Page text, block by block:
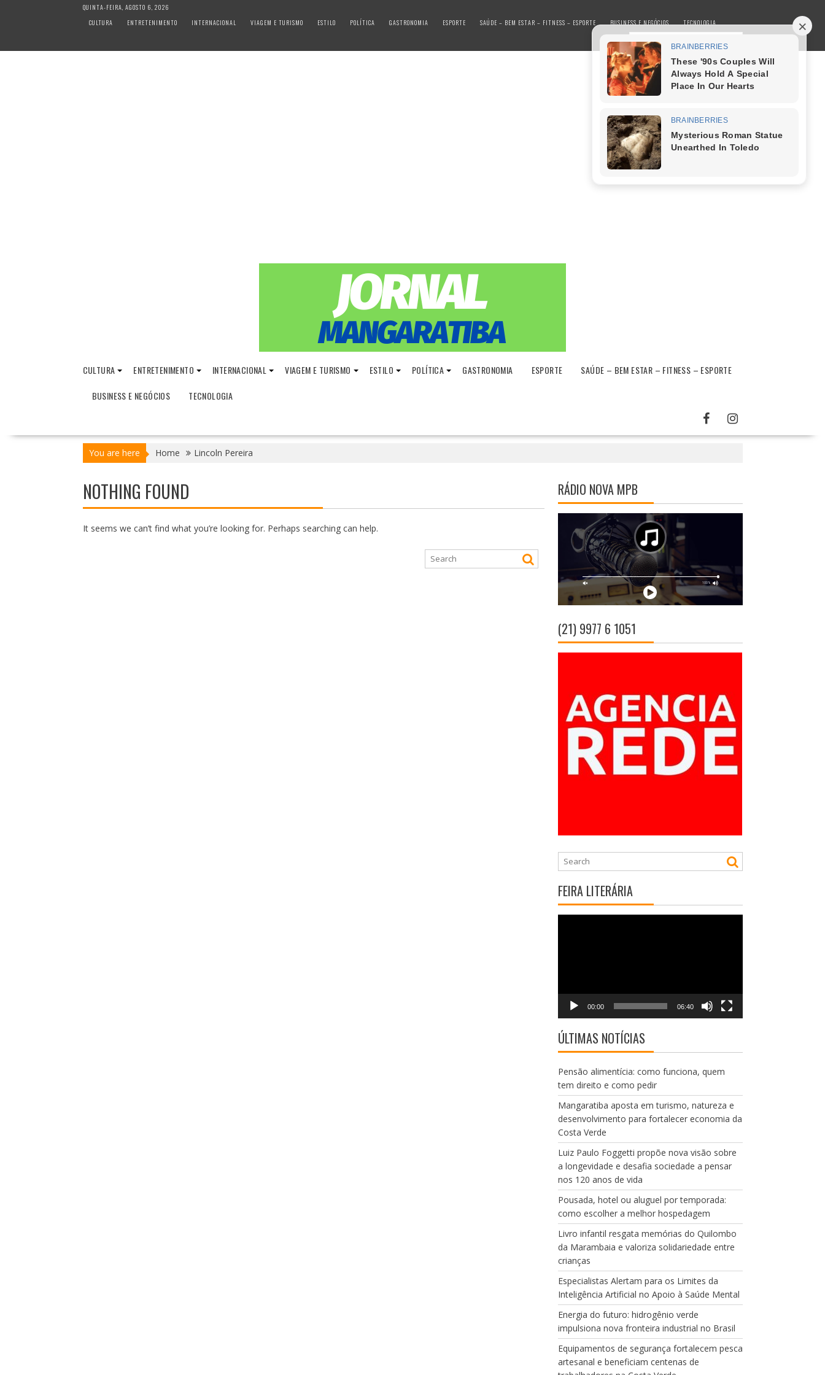
QUINTA-FEIRA, AGOSTO 6, 2026
CULTURA
ENTRETENIMENTO INTERNACIONAL VIAGEM E TURISMO ESTILO POLÍTICA GASTRONOMIA ESPORTE SAÚDE – BEM ESTAR – FITNESS – ESPORTE BUSINESS E NEGÓCIOS TECNOLOGIA
CULTURA ENTRETENIMENTO INTERNACIONAL VIAGEM E TURISMO ESTILO POLÍTICA GASTRONOMIA ESPORTE
SAÚDE – BEM ESTAR – FITNESS – ESPORTE
BUSINESS E NEGÓCIOS
TECNOLOGIA
You are here Home Lincoln Pereira
NOTHING FOUND
It seems we can’t find what you’re looking for. Perhaps searching can help.
RÁDIO NOVA MPB
(21) 9977 6 1051
FEIRA LITERÁRIA
00:00 06:40
ÚLTIMAS NOTÍCIAS
Pensão alimentícia: como funciona, quem
tem direito e como pedir
Mangaratiba aposta em turismo, natureza e
desenvolvimento para fortalecer economia da
Costa Verde
Luiz Paulo Foggetti propõe nova visão sobre
a longevidade e desafia sociedade a pensar
nos 120 anos de vida
Pousada, hotel ou aluguel por temporada:
como escolher a melhor hospedagem
Livro infantil resgata memórias do Quilombo
da Marambaia e valoriza solidariedade entre
crianças
Especialistas Alertam para os Limites da
Inteligência Artificial no Apoio à Saúde Mental
Energia do futuro: hidrogênio verde
impulsiona nova fronteira industrial no Brasil
Equipamentos de segurança fortalecem pesca
artesanal e beneficiam centenas de